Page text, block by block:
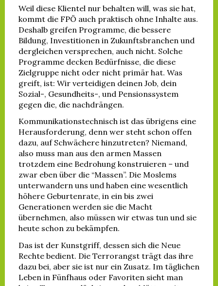
Weil diese Klientel nur behalten will, was sie hat,
kommt die FPÖ auch praktisch ohne Inhalte aus.
Deshalb greifen Programme, die bessere
Bildung, Investitionen in Zukunftsbranchen und
dergleichen versprechen, auch nicht. Solche
Programme decken Bedürfnisse, die diese
Zielgruppe nicht oder nicht primär hat. Was
greift, ist: Wir verteidigen deinen Job, dein
Sozial-, Gesundheits-, und Pensionssystem
gegen die, die nachdrängen.
Kommunikationstechnisch ist das übrigens eine
Herausforderung, denn wer steht schon offen
dazu, auf Schwächere hinzutreten? Niemand,
also muss man aus den armen Massen
trotzdem eine Bedrohung konstruieren – und
zwar eben über die “Massen”. Die Moslems
unterwandern uns und haben eine wesentlich
höhere Geburtenrate, in ein bis zwei
Generationen werden sie die Macht
übernehmen, also müssen wir etwas tun und sie
heute schon zu bekämpfen.
Das ist der Kunstgriff, dessen sich die Neue
Rechte bedient. Die Terrorangst trägt das ihre
dazu bei, aber sie ist nur ein Zusatz. Im täglichen
Leben in Fünfhaus oder Favoriten sieht man